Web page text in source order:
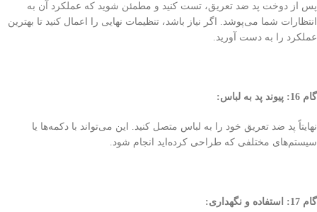
پس از دوخت پد ضد تعریق، تست کنید و مطمئن شوید که عملکرد آن به
انتظارات شما می‌پوشد. اگر نیاز باشد، تنظیمات نهایی را اعمال کنید تا بهترین
عملکرد را به دست آورید.
گام 16: پیوند پد به لباس:
نهایتاً پد ضد تعریق خود را به لباس متصل کنید. این می‌تواند با دکمه‌ها یا
سیستم‌های مختلفی که طراحی کرده‌اید انجام شود.
گام 17: استفاده و نگهداری: